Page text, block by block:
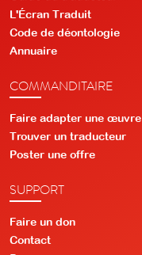
L'Écran Traduit
Code de déontologie
Annuaire
COMMANDITAIRE
Faire adapter une œuvre
Trouver un traducteur
Poster une offre
SUPPORT
Faire un don
Contact